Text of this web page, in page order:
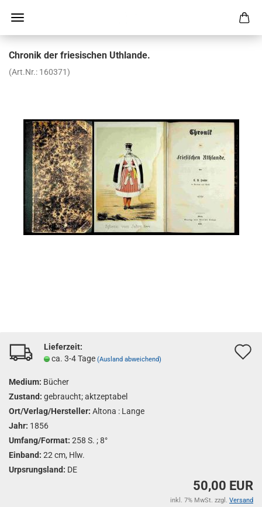
Chro­nik der frie­si­schen Uth­lan­de.
(Art.Nr.: 160371)
Lieferzeit:
ca. 3-4 Tage (Ausland abweichend)
Medium: Bücher
Zustand: gebraucht; aktzeptabel
Ort/Verlag/Hersteller: Altona : Lange
Jahr: 1856
Umfang/Format: 258 S. ; 8°
Einband: 22 cm, Hlw.
Urpsrungsland: DE
50,00 EUR
inkl. 7% MwSt. zzgl. Versand